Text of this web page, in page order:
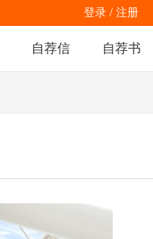
登录 / 注册
自荐信 自荐书